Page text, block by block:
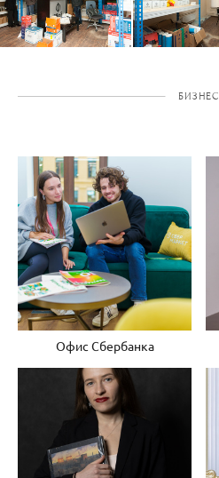
БИЗНЕС
Офис Сбербанка